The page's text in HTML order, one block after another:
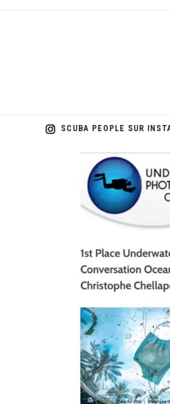
SCUBA PEOPLE SUR
scuba_people_magazine